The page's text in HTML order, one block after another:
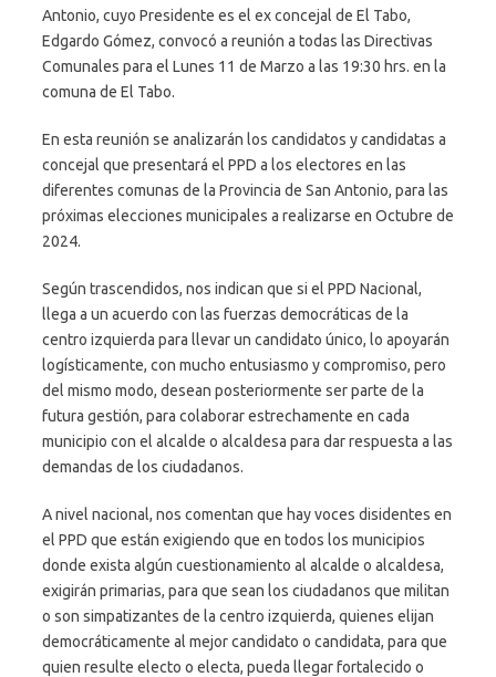
Antonio, cuyo Presidente es el ex concejal de El Tabo,
Edgardo Gómez, convocó a reunión a todas las Directivas
Comunales para el Lunes 11 de Marzo a las 19:30 hrs. en la
comuna de El Tabo.
En esta reunión se analizarán los candidatos y candidatas a
concejal que presentará el PPD a los electores en las
diferentes comunas de la Provincia de San Antonio, para las
próximas elecciones municipales a realizarse en Octubre de
2024.
Según trascendidos, nos indican que si el PPD Nacional,
llega a un acuerdo con las fuerzas democráticas de la
centro izquierda para llevar un candidato único, lo apoyarán
logísticamente, con mucho entusiasmo y compromiso, pero
del mismo modo, desean posteriormente ser parte de la
futura gestión, para colaborar estrechamente en cada
municipio con el alcalde o alcaldesa para dar respuesta a las
demandas de los ciudadanos.
A nivel nacional, nos comentan que hay voces disidentes en
el PPD que están exigiendo que en todos los municipios
donde exista algún cuestionamiento al alcalde o alcaldesa,
exigirán primarias, para que sean los ciudadanos que militan
o son simpatizantes de la centro izquierda, quienes elijan
democráticamente al mejor candidato o candidata, para que
quien resulte electo o electa, pueda llegar fortalecido o